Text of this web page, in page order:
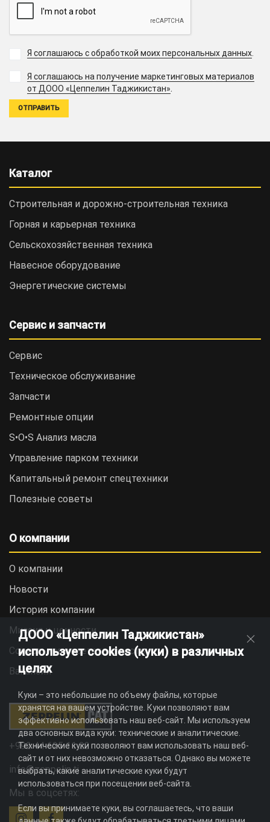
Я соглашаюсь с обработкой моих персональных данных
Я соглашаюсь на получение маркетинговых материалов
от ДООО «Цеппелин Таджикистан».
Каталог
Строительная и дорожно-cтроительная техника
Горная и карьерная техника
Сельскохозяйственная техника
Навесное оборудование
Энергетические системы
Сервис и запчасти
Сервис
Техническое обслуживание
Запчасти
Ремонтные опции
S•O•S Анализ масла
Управление парком техники
Капитальный ремонт спецтехники
Полезные советы
О компании
О компании
Новости
История компании
Миссия и ценности
Социальная ответственность
Вакансии
+992 44 625 11 22
info@zeppelin.tj
Мы в соцсетях:
ДООО «Цеппелин Таджикистан»
использует cookies (куки) в различных
целях
Куки – это небольшие по объему файлы, которые
хранятся на вашем устройстве. Куки позволяют вам
эффективно использовать наш веб-сайт. Мы используем
два основных вида куки: технические и аналитические.
Технические куки позволяют вам использовать наш веб-
сайт и от них невозможно отказаться. Однако вы можете
выбрать, какие аналитические куки будут
использоваться при посещении веб-сайта.
Если вы принимаете куки, вы соглашаетесь, что ваши